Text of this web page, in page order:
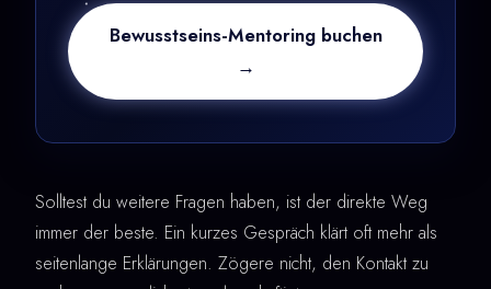
Bewusstseins-Mentoring buchen
→
Solltest du weitere Fragen haben, ist der direkte Weg
immer der beste. Ein kurzes Gespräch klärt oft mehr als
seitenlange Erklärungen. Zögere nicht, den Kontakt zu